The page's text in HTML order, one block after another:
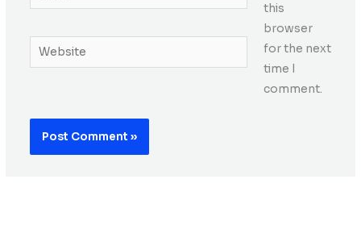
Website
this
browser
for the next
time I
comment.